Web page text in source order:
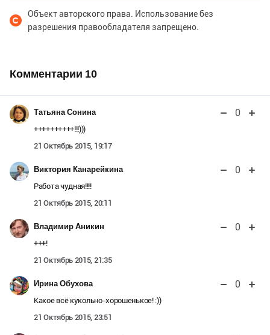
Объект авторского права. Использование без
разрешения правообладателя запрещено.
Комментарии 10
Татьяна Сонина 0
++++++++++!!!)))
21 Октябрь 2015, 19:17
Виктория Канарейкина 0
Работа чудная!!!!
21 Октябрь 2015, 20:11
Владимир Аникин 0
+++!
21 Октябрь 2015, 21:35
Ирина Обухова 0
Какое всё кукольно-хорошенькое! :))
21 Октябрь 2015, 23:51